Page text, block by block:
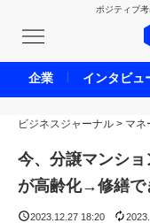
ポジティブ
ビジネスジャーナル > マネ
今、分譲マンシ
が高齢化→修繕で
2023.12.27 18:20
企業 インタビュ